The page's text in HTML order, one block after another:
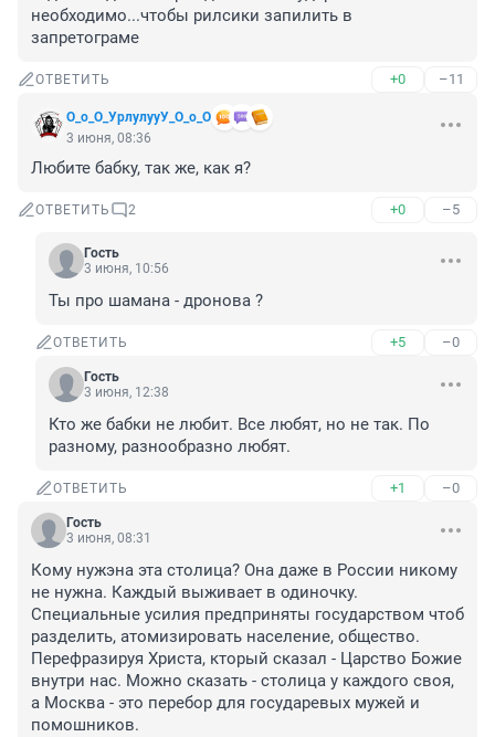
необходимо...чтобы рилсики запилить в
запретограме
ОТВЕТИТЬ +0 –11
О_о_О_УрлулууУ_О_о_О
3 июня, 08:36
Любите бабку, так же, как я?
ОТВЕТИТЬ 2 +0 –5
Гость
3 июня, 10:56
Ты про шамана - дронова ?
ОТВЕТИТЬ +5 –0
Гость
3 июня, 12:38
Кто же бабки не любит. Все любят, но не так. По
разному, разнообразно любят.
ОТВЕТИТЬ +1 –0
Гость
3 июня, 08:31
Кому нужэна эта столица? Она даже в России никому
не нужна. Каждый выживает в одиночку.
Специальные усилия предприняты государством чтоб
разделить, атомизировать население, общество.
Перефразируя Христа, кторый сказал - Царство Божие
внутри нас. Можно сказать - столица у каждого своя,
а Москва - это перебор для государевых мужей и
помошников.